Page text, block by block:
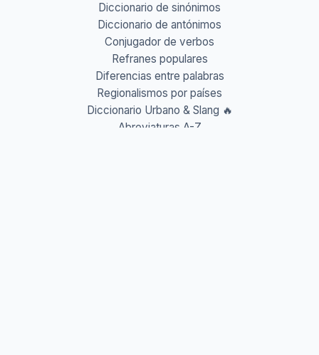
Diccionario de sinónimos
Diccionario de antónimos
Conjugador de verbos
Refranes populares
Diferencias entre palabras
Regionalismos por países
Diccionario Urbano & Slang 🔥
Abreviaturas A-Z